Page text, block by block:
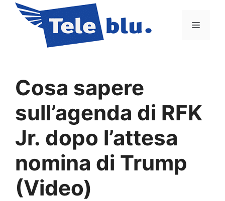
contenuto
Menu
Cosa sapere
sull’agenda di RFK
Jr. dopo l’attesa
nomina di Trump
(Video)